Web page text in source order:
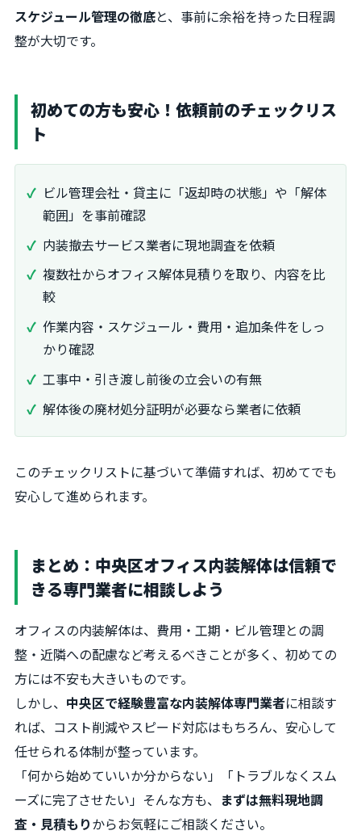
スケジュール管理の徹底と、事前に余裕を持った日程調
整が大切です。
初めての方も安心！依頼前のチェックリス
ト
ビル管理会社・貸主に「返却時の状態」や「解体
範囲」を事前確認
内装撤去サービス業者に現地調査を依頼
複数社からオフィス解体見積りを取り、内容を比
較
作業内容・スケジュール・費用・追加条件をしっ
かり確認
工事中・引き渡し前後の立会いの有無
解体後の廃材処分証明が必要なら業者に依頼
このチェックリストに基づいて準備すれば、初めてでも
安心して進められます。
まとめ：中央区オフィス内装解体は信頼で
きる専門業者に相談しよう
オフィスの内装解体は、費用・工期・ビル管理との調
整・近隣への配慮など考えるべきことが多く、初めての
方には不安も大きいものです。
しかし、 中央区で経験豊富な内装解体専門業者に相談す
れば、コスト削減やスピード対応はもちろん、安心して
任せられる体制が整っています。
「何から始めていいか分からない」「トラブルなくスム
ーズに完了させたい」そんな方も、 まずは無料現地調
査・見積もりからお気軽にご相談ください。